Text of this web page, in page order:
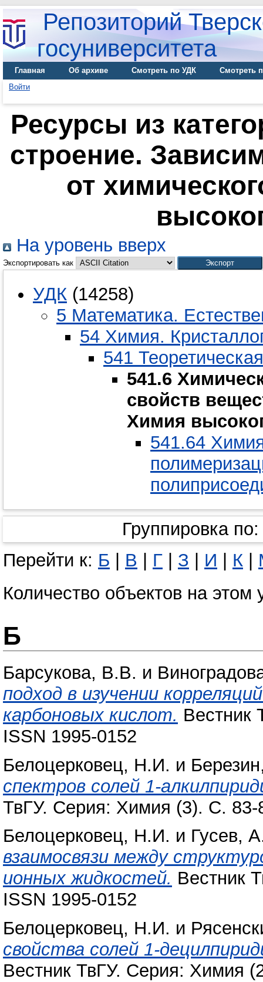
Репозиторий
госуниверситета
Главная Об архиве Смотреть по УДК
Смотреть
Войти
Ресурсы из
строение.
от
На уровень вверх
Экспортировать как
УДК (14258)
5 Математика.
54 Химия.
541
541.6
свойств
Химия
541.64
Группировка
Перейти к: Б | В | Г | З | И | К |
Количество объектов на этом
Б
Барсукова, В.В. и
подход в изучении
карбоновых кислот. Вестник
ISSN 1995-0152
Белоцерковец, Н.И. и
спектров солей 1-
ТвГУ. Серия: Химия (3). С. 83-
Белоцерковец, Н.И. и Гусев,
взаимосвязи между
ионных жидкостей. Вестник
ISSN 1995-0152
Белоцерковец, Н.И. и
свойства солей 1-
Вестник ТвГУ. Серия: Химия